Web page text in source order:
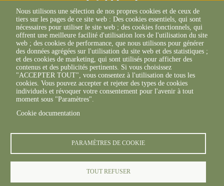
BEAUNE
03 80 25 95 45
ECOLE-VALENTIN
03 81 47 79 20
Nous utilisons une sélection de nos propres cookies et de ceux de
tiers sur les pages de ce site web : Des cookies essentiels, qui sont
nécessaires pour utiliser le site web ; des cookies fonctionnels, qui
offrent une meilleure facilité d'utilisation lors de l'utilisation du site
web ; des cookies de performance, que nous utilisons pour générer
des données agrégées sur l'utilisation du site web et des statistiques ;
et des cookies de marketing, qui sont utilisés pour afficher des
contenus et des publicités pertinents. Si vous choisissez
"ACCEPTER TOUT", vous consentez à l'utilisation de tous les
cookies. Vous pouvez accepter et rejeter des types de cookies
individuels et révoquer votre consentement pour l'avenir à tout
moment sous "Paramètres".
Cookie documentation
PARAMÈTRES DE COOKIE
TOUT REFUSER